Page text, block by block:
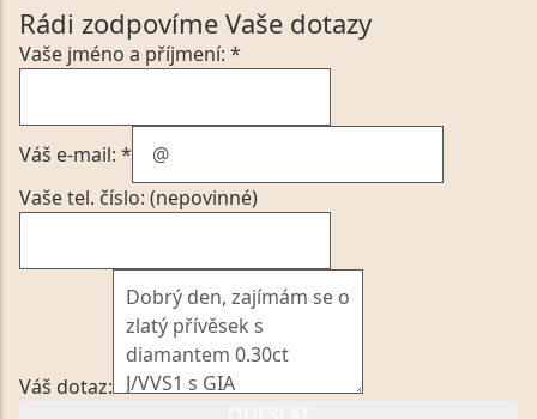
Rádi zodpovíme Vaše dotazy
Vaše jméno a příjmení: *
Váš e-mail: *
Vaše tel. číslo: (nepovinné)
Váš dotaz: